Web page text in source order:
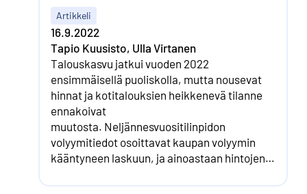
Artikkeli
16.9.2022
Tapio Kuusisto, Ulla Virtanen
Talouskasvu jatkui vuoden 2022
ensimmäisellä puoliskolla, mutta nousevat
hinnat ja kotitalouksien heikkenevä tilanne
ennakoivat
muutosta. Neljännesvuositilinpidon
volyymitiedot osoittavat kaupan volyymin
kääntyneen laskuun, ja ainoastaan hintojen